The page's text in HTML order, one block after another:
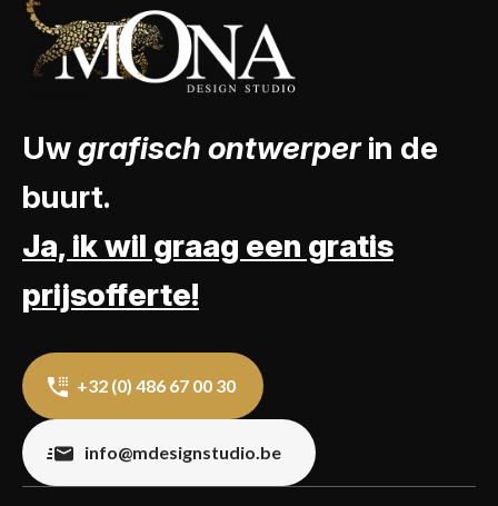
Uwgrafisch ontwerperin de
buurt.
Ja, ik wil graag een gratis
prijsofferte!
+32 (0) 486 67 00 30
info@mdesignstudio.be